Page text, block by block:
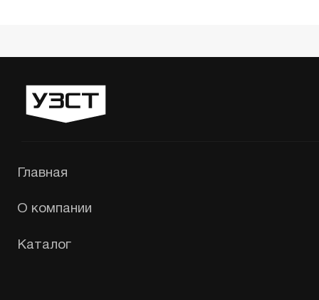
«УЗСТ» 2026
Сайт сделали — СайтДирект